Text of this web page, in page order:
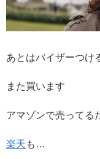
あとはバイザーつけ
また買います
アマゾンで売ってる
楽天 も…